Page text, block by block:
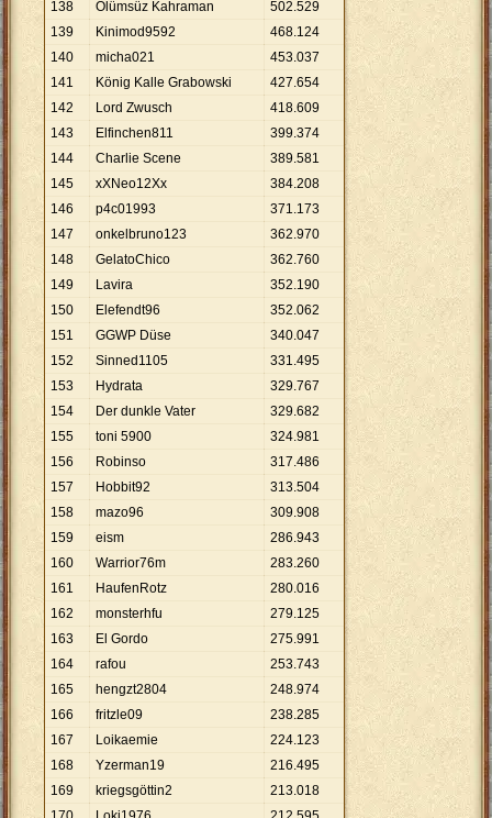
138
Ölümsüz Kahraman 502.529
139
Kinimod9592 468.124
140
micha021 453.037
141
König Kalle Grabowski 427.654
142
Lord Zwusch 418.609
143
Elfinchen811 399.374
144
Charlie Scene 389.581
145
xXNeo12Xx 384.208
146
p4c01993 371.173
147
onkelbruno123 362.970
148
GelatoChico 362.760
149
Lavira 352.190
150
Elefendt96 352.062
151
GGWP Düse 340.047
152
Sinned1105 331.495
153
Hydrata 329.767
154
Der dunkle Vater 329.682
155
toni 5900 324.981
156
Robinso 317.486
157
Hobbit92 313.504
158
mazo96 309.908
159
eism 286.943
160
Warrior76m 283.260
161
HaufenRotz 280.016
162
monsterhfu 279.125
163
El Gordo 275.991
164
rafou 253.743
165
hengzt2804 248.974
166
fritzle09 238.285
167
Loikaemie 224.123
168
Yzerman19 216.495
169
kriegsgöttin2 213.018